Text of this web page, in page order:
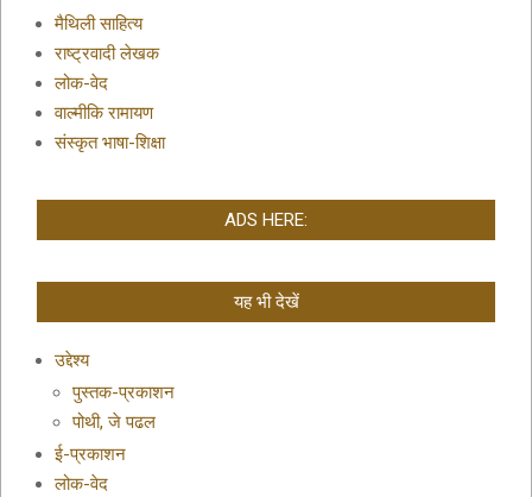
मैथिली साहित्य
राष्ट्रवादी लेखक
लोक-वेद
वाल्मीकि रामायण
संस्कृत भाषा-शिक्षा
ADS HERE:
यह भी देखें
उद्देश्य
पुस्तक-प्रकाशन
पोथी, जे पढल
ई-प्रकाशन
लोक-वेद